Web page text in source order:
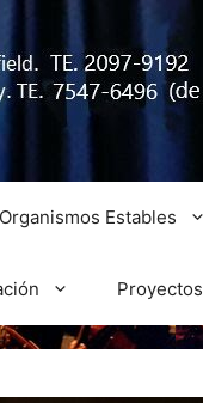
Organismos Estables
Proyectos